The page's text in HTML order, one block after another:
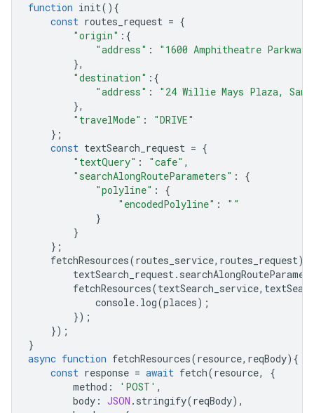
function init(){
const routes_request = {
"origin" : {
"address" :
"1600 Amphitheatre
},
"destination" : {
"address" :
"24 Willie Mays Plaza, San
},
"travelMode" :
"DRIVE"
};
const textSearch_request = {
"textQuery" : "cafe" ,
"searchAlongRouteParameters" :
{
"polyline" :
{
"encodedPolyline" :
""
}
}
};
fetchResources(routes_service, routes_request).
textSearch_request.
fetchResources(textSearch_service,
console. log(places);
});
});
}
async function fetchResources(resource, reqBody){
const response = await fetch(resource,
{
method : 'POST' ,
body : JSON . stringify(reqBody),